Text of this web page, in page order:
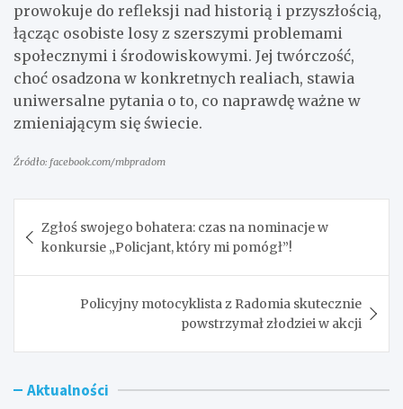
prowokuje do refleksji nad historią i przyszłością,
łącząc osobiste losy z szerszymi problemami
społecznymi i środowiskowymi. Jej twórczość,
choć osadzona w konkretnych realiach, stawia
uniwersalne pytania o to, co naprawdę ważne w
zmieniającym się świecie.
Źródło: facebook.com/mbpradom
wpisu
Zgłoś swojego bohatera: czas na nominacje w
konkursie „Policjant, który mi pomógł”!
Policyjny motocyklista z Radomia skutecznie
powstrzymał złodziei w akcji
Aktualności